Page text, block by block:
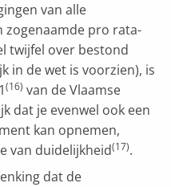
van alle
zogenaamde pro rata-
twijfel over bestond
in de wet is voorzien), is
(16) van de Vlaamse
dat je evenwel ook een
kan opnemen,
van duidelijkheid(17).
dat de